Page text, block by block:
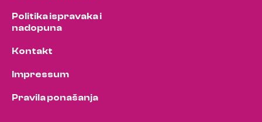
Politika ispravaka i
nadopuna
Kontakt
Impressum
Pravila ponašanja